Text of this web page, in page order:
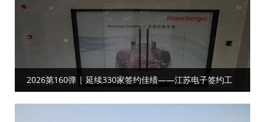
2026第160弹 | 延续330家签约佳绩——江苏电子签约工
厂目视化